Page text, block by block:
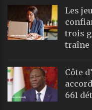
Les
trois
traîne
Côte
661